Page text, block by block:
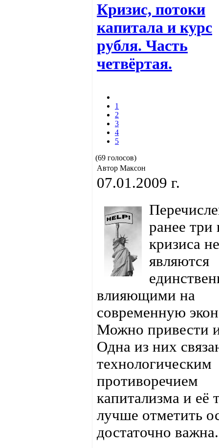
Кризис, потоки
капитала и курс
рубля. Часть
четвёртая.
1
2
3
4
5
(69 голосов)
Автор Максон
07.01.2009 г.
ранее
кризиса не
являются
влияющими на
современную
Можно привести
Одна из них
технологическим
противоречием
капитализма и её
лучше отметить
достаточно важна.